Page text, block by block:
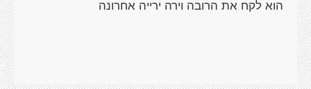
הוא לקח את הרובה וירה ירייה אחרונה